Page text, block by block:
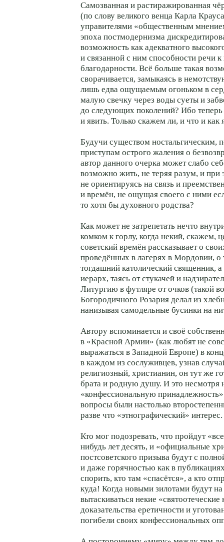
Самозванная и растиражированная
(по слову великого венца Карла
управителями «общественным
эпоха постмодернизма
возможность как адекватного
и связанной с ним способности речи
благодарности. Всё больше такая
сворачивается, замыкаясь в
лишь едва ощущаемым огоньком в
малую свечку через воды суеты и
до следующих поколений? Ибо теперь
и явить. Только скажем ли, и что и как
Будучи существом ностальгическим,
приступам острого жаления о
автор данного очерка может слабо
возможно жить, не теряя разум, и при
не ориентируясь на связь и
и времён, не ощущая своего с ними
то хотя бы духовного родства?
Как может не затрепетать нечто
комком к горлу, когда некий, скажем,
советский времён рассказывает о
проведённых в лагерях в Мордовии, о
тогдашний католический священник,
иерарх, таясь от стукачей и
Литургию в футляре от очков (такой
Богородичного Розария делал из
нанизывая самодельные бусинки на
Автору вспоминается и своё
в «Красной Армии» (как любят не
выражаться в Западной Европе) в
в каждом из сослуживцев, узнав
религиозный, христианин, он тут же
брата и родную душу. И это несмотря
«конфессиональную
вопросы были настолько
разве что «этнографический» интерес.
Кто мог подозревать, что пройдут
нибудь лет десять, и «официальные
постсоветского призыва будут с
и даже горячностью как в
спорить, кто там «спасётся», а кто
куда! Когда новыми зилотами будут
вытаскиваться некие
доказательства еретичности и
погибели своих конфессиональных